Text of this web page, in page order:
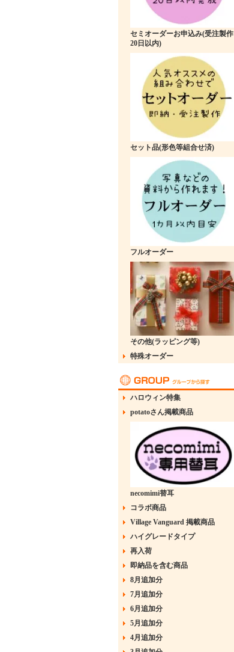
セミオーダーお申込み(受注製作
20日以内)
セット品(形色等組合せ済)
フルオーダー
その他(ラッピング等)
特殊オーダー
ハロウィン特集
potatoさん掲載商品
necomimi替耳
コラボ商品
Village Vanguard 掲載商品
ハイグレードタイプ
再入荷
即納品を含む商品
8月追加分
7月追加分
6月追加分
5月追加分
4月追加分